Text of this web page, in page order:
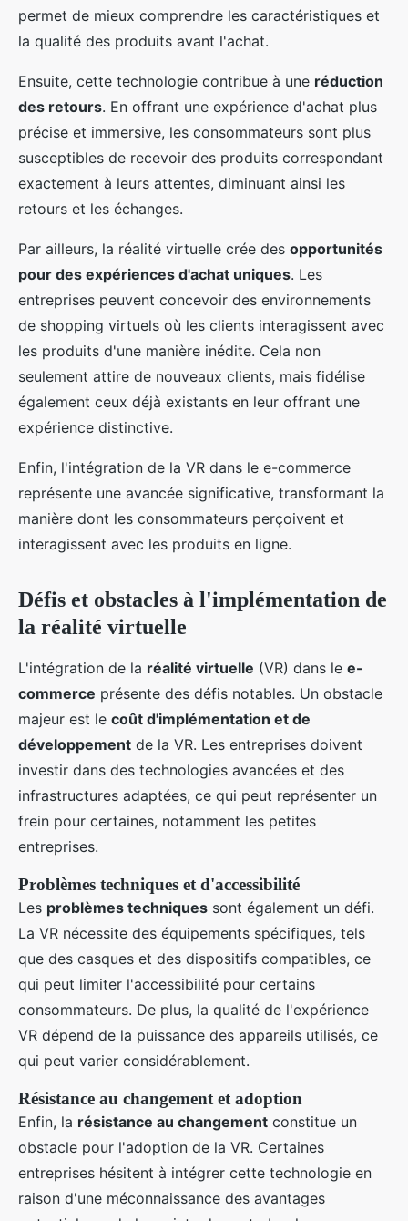
permet de mieux comprendre les caractéristiques et
la qualité des produits avant l'achat.
Ensuite, cette technologie contribue à une réduction
des retours. En offrant une expérience d'achat plus
précise et immersive, les consommateurs sont plus
susceptibles de recevoir des produits correspondant
exactement à leurs attentes, diminuant ainsi les
retours et les échanges.
Par ailleurs, la réalité virtuelle crée des opportunités
pour des expériences d'achat uniques. Les
entreprises peuvent concevoir des environnements
de shopping virtuels où les clients interagissent avec
les produits d'une manière inédite. Cela non
seulement attire de nouveaux clients, mais fidélise
également ceux déjà existants en leur offrant une
expérience distinctive.
Enfin, l'intégration de la VR dans le e-commerce
représente une avancée significative, transformant la
manière dont les consommateurs perçoivent et
interagissent avec les produits en ligne.
Défis et obstacles à l'implémentation de
la réalité virtuelle
L'intégration de la réalité virtuelle (VR) dans le e-
commerce présente des défis notables. Un obstacle
majeur est le coût d'implémentation et de
développement de la VR. Les entreprises doivent
investir dans des technologies avancées et des
infrastructures adaptées, ce qui peut représenter un
frein pour certaines, notamment les petites
entreprises.
Problèmes techniques et d'accessibilité
Les problèmes techniques sont également un défi.
La VR nécessite des équipements spécifiques, tels
que des casques et des dispositifs compatibles, ce
qui peut limiter l'accessibilité pour certains
consommateurs. De plus, la qualité de l'expérience
VR dépend de la puissance des appareils utilisés, ce
qui peut varier considérablement.
Résistance au changement et adoption
Enfin, la résistance au changement constitue un
obstacle pour l'adoption de la VR. Certaines
entreprises hésitent à intégrer cette technologie en
raison d'une méconnaissance des avantages